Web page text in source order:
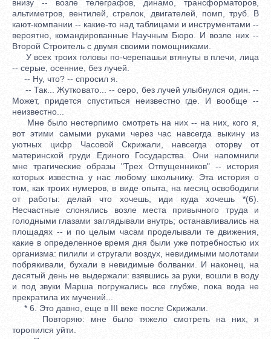
внизу -- возле телеграфов, динамо, трансформаторов,
альтиметров, вентилей, стрелок, двигателей, помп, труб. В
кают-компании -- какие-то над таблицами и инструментами --
вероятно, командированные Научным Бюро. И возле них --
Второй Строитель с двумя своими помощниками.
У всех троих головы по-черепашьи втянуты в плечи, лица
-- серые, осенние, без лучей.
-- Ну, что? -- спросил я.
-- Так... Жутковато... -- серо, без лучей улыбнулся один. --
Может, придется спуститься неизвестно где. И вообще --
неизвестно...
Мне было нестерпимо смотреть на них -- на них, кого я,
вот этими самыми руками через час навсегда выкину из
уютных цифр Часовой Скрижали, навсегда оторву от
материнской груди Единого Государства. Они напомнили
мне трагические образы "Трех Отпущенников" -- история
которых известна у нас любому школьнику. Эта история о
том, как троих нумеров, в виде опыта, на месяц освободили
от работы: делай что хочешь, иди куда хочешь *(6).
Несчастные слонялись возле места привычного труда и
голодными глазами заглядывали внутрь; останавливались на
площадях -- и по целым часам проделывали те движения,
какие в определенное время дня были уже потребностью их
организма: пилили и стругали воздух, невидимыми молотами
побрякивали, бухали в невидимые болванки. И наконец, на
десятый день не выдержали: взявшись за руки, вошли в воду
и под звуки Марша погружались все глубже, пока вода не
прекратила их мучений...
* 6. Это давно, еще в III веке после Скрижали.
Повторяю: мне было тяжело смотреть на них, я
торопился уйти.